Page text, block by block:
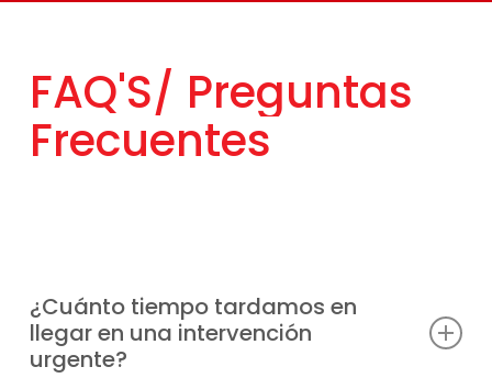
FAQ'S/ Preguntas
Frecuentes
¿Cuánto tiempo tardamos en
llegar en una intervención
urgente?